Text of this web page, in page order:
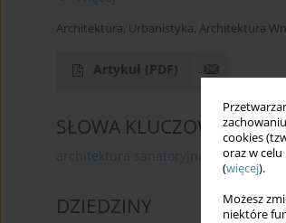
cookies
oraz w
(więcej).
Możesz
niektóre
Architektura, Urbanistyka, Architektura
Artykuł (PDF)
SŁOWA KLUCZOWE
architektura sanatoryjna
DZIEDZINY